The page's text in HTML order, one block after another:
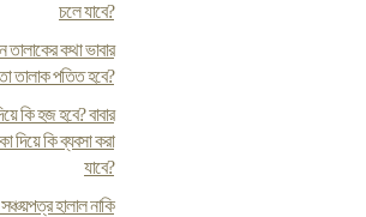
চলে যাবে?
তালাকের কথা ভাবার
তালাক পতিত হবে?
কি হজ হবে? বাবার
দিয়ে কি ব্যবসা করা
যাবে?
হালাল নাকি